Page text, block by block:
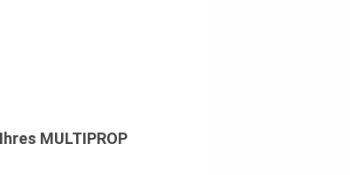
MULTIPROP